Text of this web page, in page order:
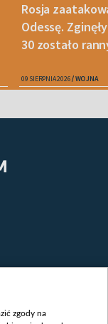
Rosja
Odessę.
30 zostało
09 SIERPNIA 2026 WOJNA
zgody na